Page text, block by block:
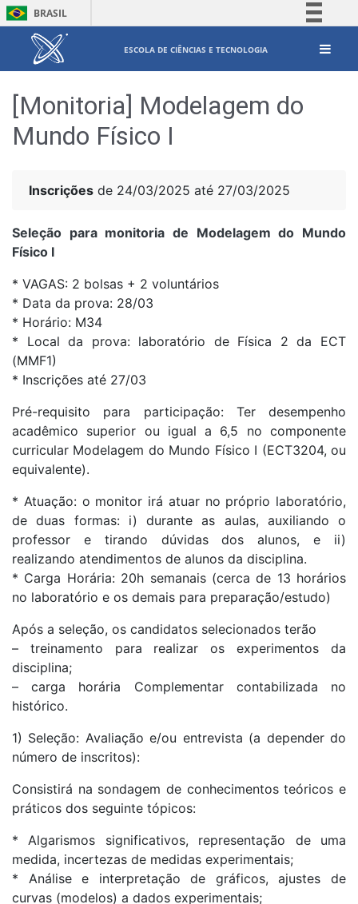
BRASIL
Acesso à informação
ESCOLA DE CIÊNCIAS E TECNOLOGIA
[Monitoria] Modelagem do
Mundo Físico I
Inscrições de 24/03/2025 até 27/03/2025
Seleção para monitoria de Modelagem do Mundo
Físico I
* VAGAS: 2 bolsas + 2 voluntários
* Data da prova: 28/03
* Horário: M34
* Local da prova: laboratório de Física 2 da ECT
(MMF1)
* Inscrições até 27/03
Pré-requisito para participação: Ter desempenho
acadêmico superior ou igual a 6,5 no componente
curricular Modelagem do Mundo Físico I (ECT3204, ou
equivalente).
* Atuação: o monitor irá atuar no próprio laboratório,
de duas formas: i) durante as aulas, auxiliando o
professor e tirando dúvidas dos alunos, e ii)
realizando atendimentos de alunos da disciplina.
* Carga Horária: 20h semanais (cerca de 13 horários
no laboratório e os demais para preparação/estudo)
Após a seleção, os candidatos selecionados terão
– treinamento para realizar os experimentos da
disciplina;
– carga horária Complementar contabilizada no
histórico.
1) Seleção: Avaliação e/ou entrevista (a depender do
número de inscritos):
Consistirá na sondagem de conhecimentos teóricos e
práticos dos seguinte tópicos:
* Algarismos significativos, representação de uma
medida, incertezas de medidas experimentais;
* Análise e interpretação de gráficos, ajustes de
curvas (modelos) a dados experimentais;